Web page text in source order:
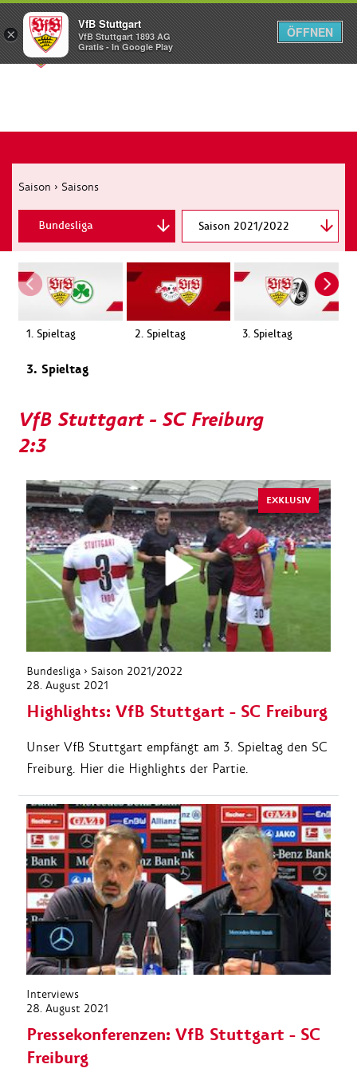
Menü
Saison › Saisons
Saison 2021/2022
Bundesliga
DFB-Pokal
1. Spieltag 2. Spieltag 3. Spieltag
3. Spieltag
VfB Stuttgart - SC Freiburg
2:3
EXKLUSIV
Bundesliga › Saison 2021/2022
28. August 2021
Highlights: VfB Stuttgart - SC Freiburg
Unser VfB Stuttgart empfängt am 3. Spieltag den SC
Freiburg. Hier die Highlights der Partie.
Interviews
28. August 2021
Pressekonferenzen: VfB Stuttgart - SC
Freiburg
×
VfB Stuttgart
VfB Stuttgart 1893 AG
Gratis - In Google Play
ÖFFNEN